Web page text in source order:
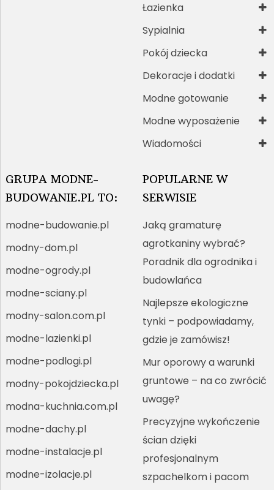
Łazienka
Sypialnia
Pokój dziecka
Dekoracje i dodatki
Modne gotowanie
Modne wyposażenie
Wiadomości
GRUPA MODNE-
BUDOWANIE.PL TO:
modne-budowanie.pl
modny-dom.pl
modne-ogrody.pl
modne-sciany.pl
modny-salon.com.pl
modne-lazienki.pl
modne-podlogi.pl
modny-pokojdziecka.pl
modna-kuchnia.com.pl
modne-dachy.pl
modne-instalacje.pl
modne-izolacje.pl
POPULARNE W
SERWISIE
Jaką gramaturę
agrotkaniny wybrać?
Poradnik dla ogrodnika i
budowlańca
Najlepsze ekologiczne
tynki – podpowiadamy,
gdzie je zamówisz!
Mur oporowy a warunki
gruntowe – na co zwrócić
uwagę?
Precyzyjne wykończenie
ścian dzięki
profesjonalnym
szpachelkom i pacom